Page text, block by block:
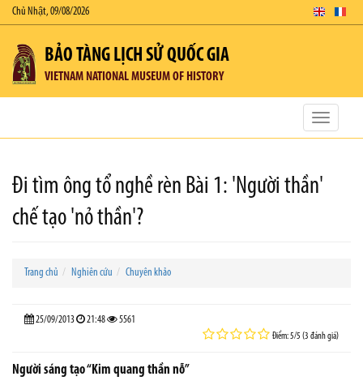
Chủ Nhật, 09/08/2026
BẢO TÀNG LỊCH SỬ QUỐC GIA
VIETNAM NATIONAL MUSEUM OF HISTORY
Toggle
Đi tìm ông tổ nghề rèn Bài 1: 'Người thần'
chế tạo 'nỏ thần'?
Trang chủ Nghiên cứu Chuyên khảo
25/09/2013 21:48 5561
Điểm: 5/5 (3 đánh giá)
Người sáng tạo “Kim quang thần nỗ”